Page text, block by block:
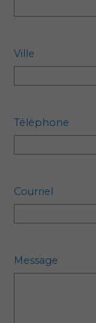
Ville
Téléphone
Courriel
Message